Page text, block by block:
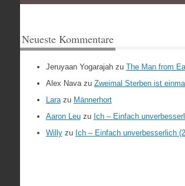
Neueste Kommentare
Jeruyaan Yogarajahzu The Man from
Alex Navazu Zweimal Sterben ist
Larazu Männerhort
Aaron Leuzu Ich – Einfach
Willyzu Ich – Einfach unverbesserlich